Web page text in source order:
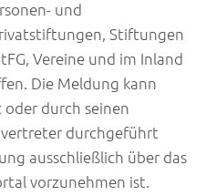
und
Stiftungen
Vereine und im Inland
Die Meldung kann
durch seinen
durchgeführt
ausschließlich über das
vorzunehmen ist.